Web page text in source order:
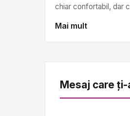
chiar confortabil, dar
Mai mult
Mesaj care